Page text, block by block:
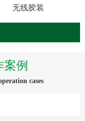
无线胶装
案例
cases